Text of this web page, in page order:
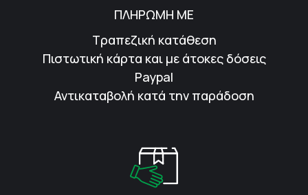
ΠΛΗΡΩΜΗ ΜΕ
Τραπεζική κατάθεση
Πιστωτική κάρτα και με άτοκες δόσεις
Paypal
Αντικαταβολή κατά την παράδοση